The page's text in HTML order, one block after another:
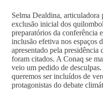
Selma Dealdina,
exclusão inicial dos
preparatórios da conferência
inclusão efetiva nos espaços
apresentado pela presidência
foram citados. A Conaq se
veio um pedido de
queremos ser incluídos de
protagonistas do debate